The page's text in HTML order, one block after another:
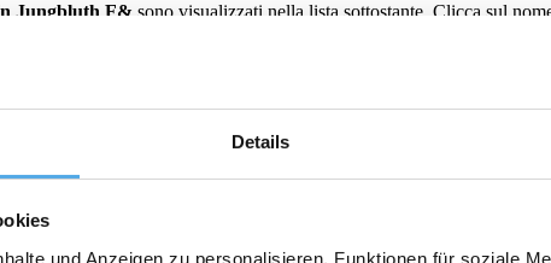
Details
und Anzeigen zu personalisieren, Funktionen für soziale
Jungbluth F& sono visualizzati nella lista sottostante. Clicca sul
usati e il profilo della società.